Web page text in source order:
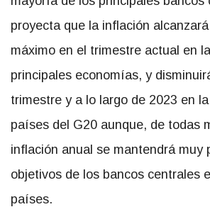
proyecta que la inflación
máximo en el trimestre actual en
principales economías, y
trimestre y a lo largo de 2023 en
países del G20 aunque, de todas
inflación anual se mantendrá muy
objetivos de los bancos centrales
países.